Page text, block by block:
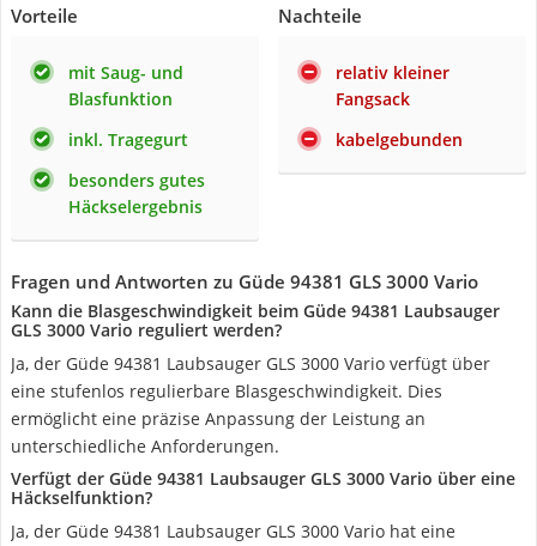
Vorteile
mit Saug- und
Blasfunktion
inkl. Tragegurt
besonders gutes
Häckselergebnis
Nachteile
relativ kleiner
Fangsack
kabelgebunden
Fragen und Antworten zu Güde 94381 GLS 3000 Vario
Kann die Blasgeschwindigkeit beim Güde 94381 Laubsauger
GLS 3000 Vario reguliert werden?
Ja, der Güde 94381 Laubsauger GLS 3000 Vario verfügt über
eine stufenlos regulierbare Blasgeschwindigkeit. Dies
ermöglicht eine präzise Anpassung der Leistung an
unterschiedliche Anforderungen.
Verfügt der Güde 94381 Laubsauger GLS 3000 Vario über eine
Häckselfunktion?
Ja, der Güde 94381 Laubsauger GLS 3000 Vario hat eine